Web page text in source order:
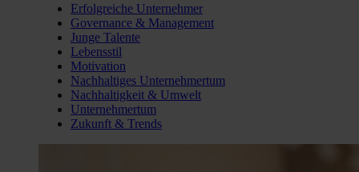
Erfolgreiche Unternehmer
Governance & Management
Junge Talente
Lebensstil
Motivation
Nachhaltiges Unternehmertum
Nachhaltigkeit & Umwelt
Unternehmertum
Zukunft & Trends